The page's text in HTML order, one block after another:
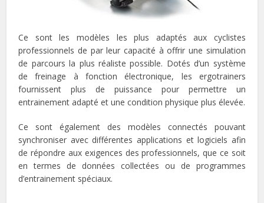
Ce sont les modèles les plus adaptés aux cyclistes
professionnels de par leur capacité à offrir une simulation
de parcours la plus réaliste possible. Dotés d’un système
de freinage à fonction électronique, les ergotrainers
fournissent plus de puissance pour permettre un
entrainement adapté et une condition physique plus élevée.
Ce sont également des modèles connectés pouvant
synchroniser avec différentes applications et logiciels afin
de répondre aux exigences des professionnels, que ce soit
en termes de données collectées ou de programmes
d’entrainement spéciaux.